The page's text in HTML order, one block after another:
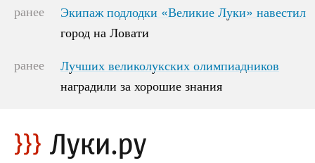
ранее
Экипаж подлодки «Великие Луки» навестил
город на Ловати
Экипаж подлодки «Великие Луки» навестил
город на Ловати
ранее
Лучших великолукских олимпиадников
наградили за хорошие знания
Лучших великолукских олимпиадников
наградили за хорошие знания